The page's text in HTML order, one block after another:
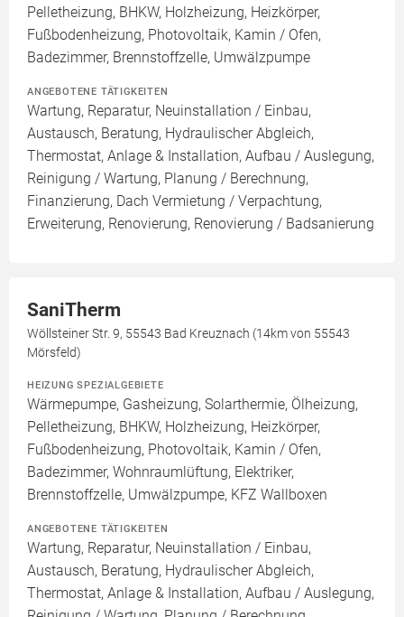
Pelletheizung, BHKW, Holzheizung, Heizkörper,
Fußbodenheizung, Photovoltaik, Kamin / Ofen,
Badezimmer, Brennstoffzelle, Umwälzpumpe
ANGEBOTENE TÄTIGKEITEN
Wartung, Reparatur, Neuinstallation / Einbau,
Austausch, Beratung, Hydraulischer Abgleich,
Thermostat, Anlage & Installation, Aufbau / Auslegung,
Reinigung / Wartung, Planung / Berechnung,
Finanzierung, Dach Vermietung / Verpachtung,
Erweiterung, Renovierung, Renovierung / Badsanierung
SaniTherm
Wöllsteiner Str. 9, 55543 Bad Kreuznach (14km von 55543
Mörsfeld)
HEIZUNG SPEZIALGEBIETE
Wärmepumpe, Gasheizung, Solarthermie, Ölheizung,
Pelletheizung, BHKW, Holzheizung, Heizkörper,
Fußbodenheizung, Photovoltaik, Kamin / Ofen,
Badezimmer, Wohnraumlüftung, Elektriker,
Brennstoffzelle, Umwälzpumpe, KFZ Wallboxen
ANGEBOTENE TÄTIGKEITEN
Wartung, Reparatur, Neuinstallation / Einbau,
Austausch, Beratung, Hydraulischer Abgleich,
Thermostat, Anlage & Installation, Aufbau / Auslegung,